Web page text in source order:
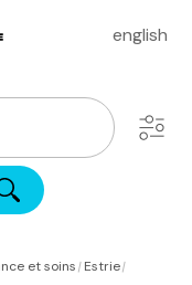
english
et soins|Estrie|